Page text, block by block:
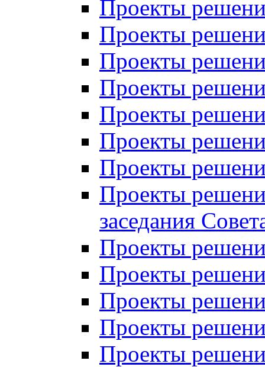
Проекты
Проекты
Проекты
Проекты
Проекты
Проекты
Проекты
Проекты
заседания
Проекты
Проекты
Проекты
Проекты
Проекты